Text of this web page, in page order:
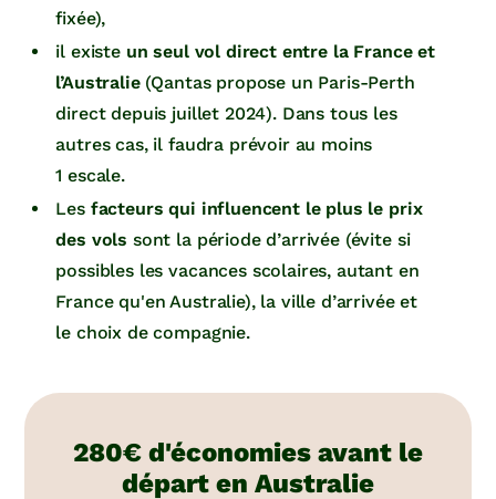
fixée),
il existe un seul vol direct entre la France et
l’Australie(Qantas propose un Paris-Perth
direct depuis juillet 2024). Dans tous les
autres cas, il faudra prévoir au moins
1 escale.
Les facteurs qui influencent le plus le prix
des vols sont la période d’arrivée (évite si
possibles les vacances scolaires, autant en
France qu'en Australie), la ville d’arrivée et
le choix de compagnie.
280€ d'économies avant le
départ en Australie